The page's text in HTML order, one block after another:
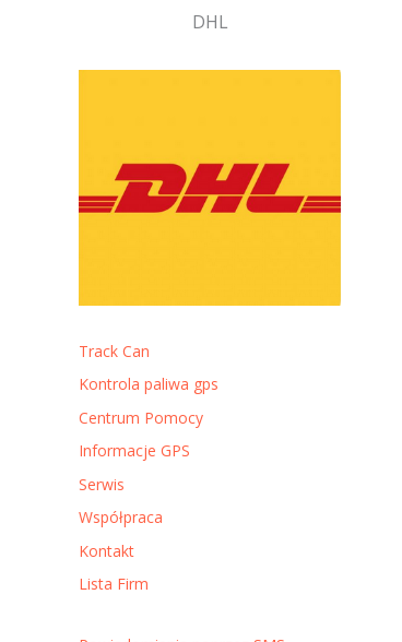
DHL
Track Can
Kontrola paliwa gps
Centrum Pomocy
Informacje GPS
Serwis
Współpraca
Kontakt
Lista Firm